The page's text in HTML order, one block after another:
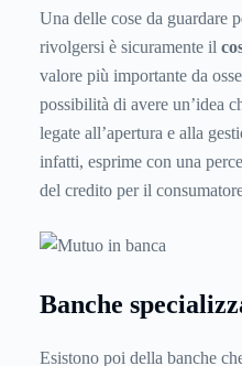
Una delle cose da guardare
rivolgersi è sicuramente il
valore più importante da
possibilità di avere un’idea
legate all’apertura e alla
infatti, esprime con una
del credito per il
Banche
Esistono poi della banche